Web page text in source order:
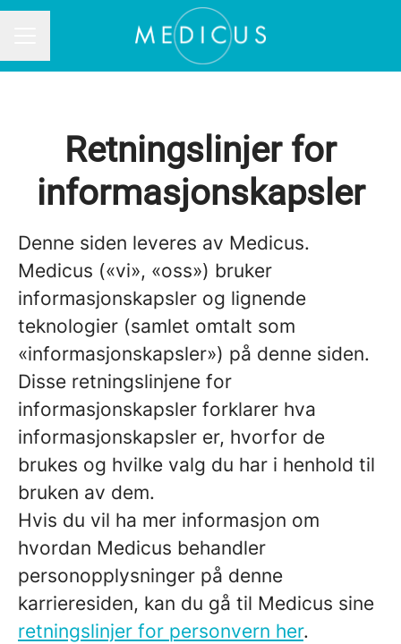
Retningslinjer for
informasjonskapsler
Denne siden leveres av Medicus.
Medicus («vi», «oss») bruker
informasjonskapsler og lignende
teknologier (samlet omtalt som
«informasjonskapsler») på denne siden.
Disse retningslinjene for
informasjonskapsler forklarer hva
informasjonskapsler er, hvorfor de
brukes og hvilke valg du har i henhold til
bruken av dem.
Hvis du vil ha mer informasjon om
hvordan Medicus behandler
personopplysninger på denne
karrieresiden, kan du gå til Medicus sine
retningslinjer for personvern her.